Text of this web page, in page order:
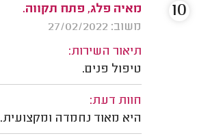
מאיה פלג, פתח תקווה.
משוב: 27/02/2022
תיאור השירות:
טיפול פנים.
חוות דעת:
היא מאוד נחמדה ומקצועית.
10